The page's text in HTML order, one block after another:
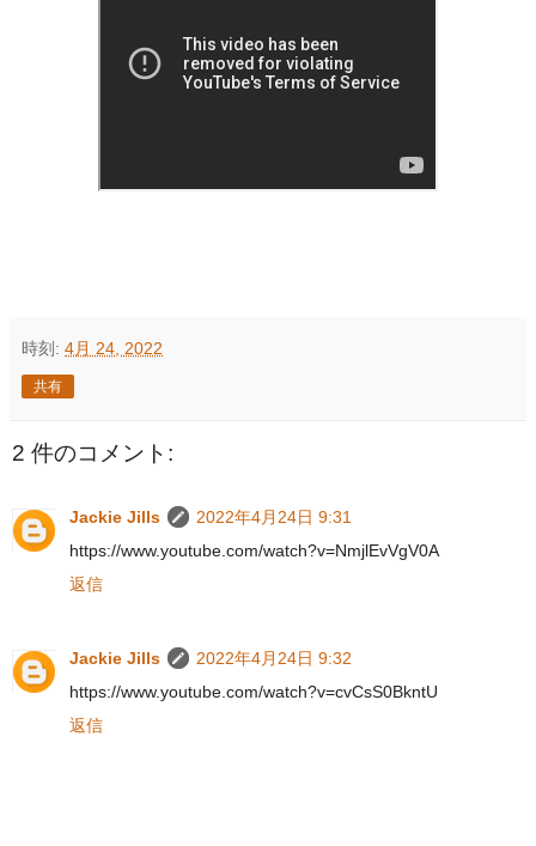
時刻: 4月 24, 2022
共有
2 件のコメント:
Jackie Jills
2022年4月24日 9:31
https://www.youtube.com/watch?v=NmjlEvVgV0A
返信
Jackie Jills
2022年4月24日 9:32
https://www.youtube.com/watch?v=cvCsS0BkntU
返信